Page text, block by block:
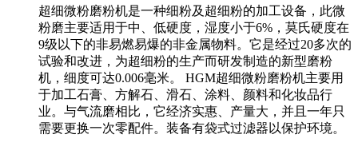
超细微粉磨粉机是一种细粉及超细粉的加工设备，此微
粉磨主要适用于中、低硬度，湿度小于6%，莫氏硬度在
9级以下的非易燃易爆的非金属物料。它是经过20多次的
试验和改进，为超细粉的生产而研发制造的新型磨粉
机，细度可达0.006毫米。 HGM超细微粉磨粉机主要用
于加工石膏、方解石、滑石、涂料、颜料和化妆品行
业。与气流磨相比，它经济实惠、产量大，并且一年只
需要更换一次零配件。装备有袋式过滤器以保护环境。